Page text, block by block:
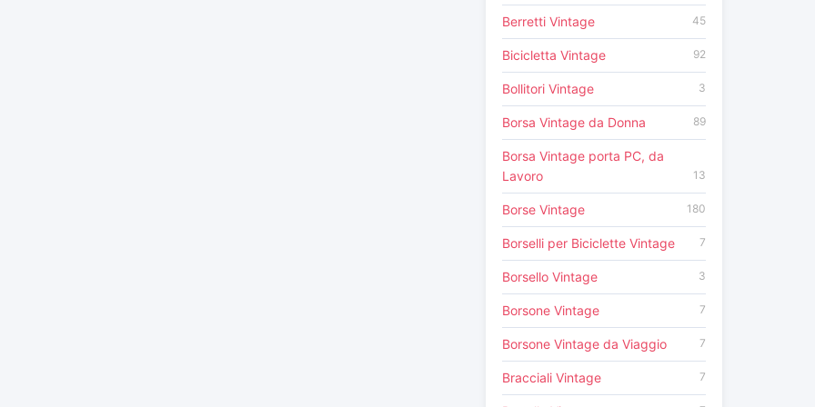
Berretti Vintage 45
Bicicletta Vintage 92
Bollitori Vintage 3
Borsa Vintage da Donna 89
Borsa Vintage porta PC, da
Lavoro
13
Borse Vintage 180
Borselli per Biciclette Vintage 7
Borsello Vintage 3
Borsone Vintage 7
Borsone Vintage da Viaggio 7
Bracciali Vintage 7